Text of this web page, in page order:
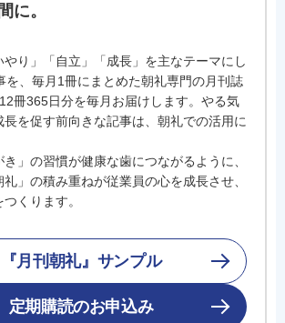
に。
やり」「自立」「成長」を主なテーマにし
を、毎月1冊にまとめた朝礼専門の月刊誌
冊365日分を毎月お届けします。やる気
長を促す前向きな記事は、朝礼での活用に
」の習慣が健康な歯につながるように、
」の積み重ねが従業員の心を成長させ、
くります。
『月刊朝礼』サンプル
定期購読のお申込み